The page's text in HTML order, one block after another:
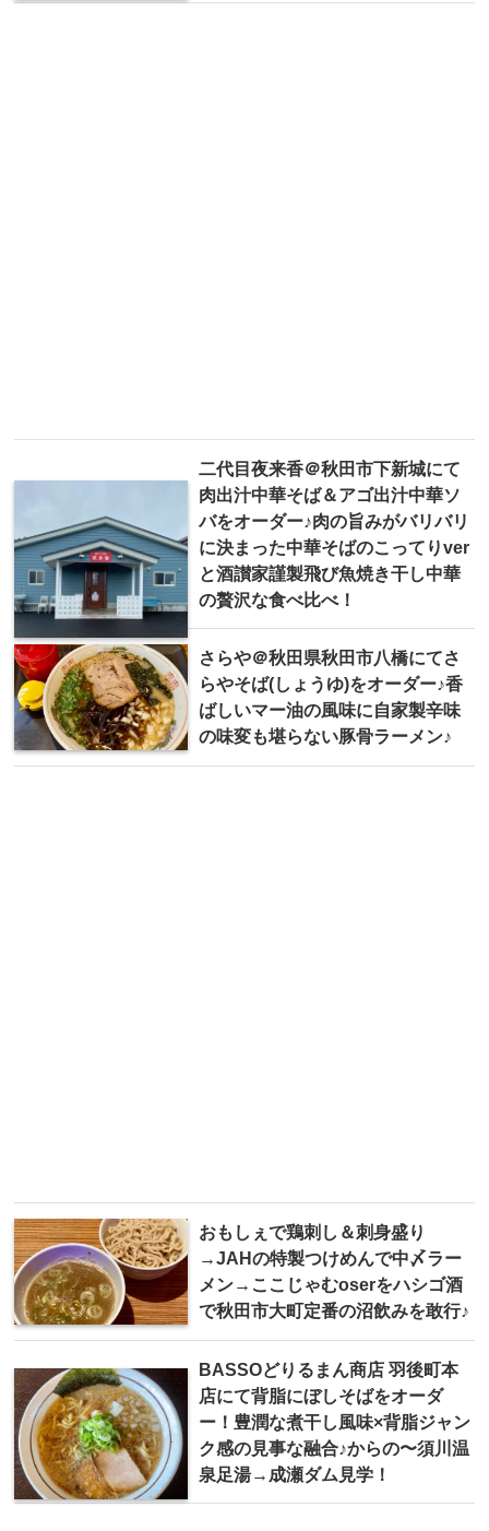
二代目夜来香＠秋田市下新城にて
肉出汁中華そば＆アゴ出汁中華ソ
バをオーダー♪肉の旨みがバリバリ
に決まった中華そばのこってりver
と酒讃家謹製飛び魚焼き干し中華
の贅沢な食べ比べ！
さらや＠秋田県秋田市八橋にてさ
らやそば(しょうゆ)をオーダー♪香
ばしいマー油の風味に自家製辛味
の味変も堪らない豚骨ラーメン♪
おもしぇで鶏刺し＆刺身盛り
→JAHの特製つけめんで中〆ラー
メン→ここじゃむoserをハシゴ酒
で秋田市大町定番の沼飲みを敢行♪
BASSOどりるまん商店 羽後町本
店にて背脂にぼしそばをオーダ
ー！豊潤な煮干し風味×背脂ジャン
ク感の見事な融合♪からの〜須川温
泉足湯→成瀬ダム見学！